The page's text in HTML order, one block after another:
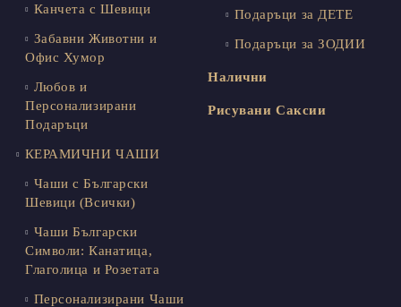
Канчета с Шевици
Забавни Животни и
Офис Хумор
Любов и
Персонализирани
Подаръци
КЕРАМИЧНИ ЧАШИ
Чаши с Български
Шевици (Всички)
Чаши Български
Символи: Канатица,
Глаголица и Розетата
Персонализирани Чаши
Подаръци за ДЕТЕ
Подаръци за ЗОДИИ
Налични
Рисувани Саксии